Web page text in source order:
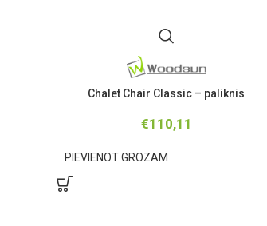
Chalet Chair Classic – paliknis
€110,11
PIEVIENOT GROZAM